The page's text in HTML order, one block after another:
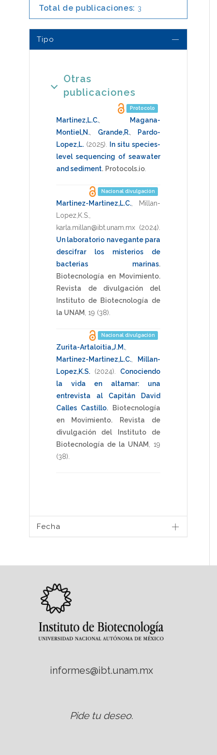
Total de publicaciones: 3
Tipo
Otras
publicaciones
Protocolo
Martinez,L.C.
Magana-
Montiel,N.
Grande,R., Pardo-
Lopez,L. (2025)
In situ species-
level sequencing of seawater
and sediment. Protocols.io
Nacional divulgación
Martinez-Martinez,L.C.
Millan-
Lopez,K.S.
karla.millan@ibt.unam.mx (2024)
Un laboratorio navegante para
descifrar los misterios de
bacterias marinas.
Biotecnología en Movimiento.
Revista de divulgación del
Instituto de Biotecnología de
la UNAM 19 (38).
Nacional divulgación
Zurita-Artaloitia,J.M.
Martinez-Martinez,L.C.
Millan-
Lopez,K.S.
(2024)
Conociendo
la vida en altamar: una
entrevista al Capitán David
Calles Castillo.
Biotecnología
en Movimiento. Revista de
divulgación del Instituto de
Biotecnología de la UNAM
19
(38).
Fecha
informes@ibt.unam.mx
Pide tu deseo.